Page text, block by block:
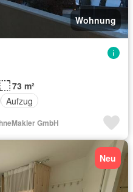
Wohnung
73 m²
Aufzug
GmbH
Neu